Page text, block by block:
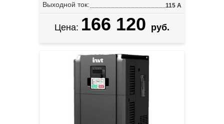
Выходной ток: 115 А
Цена: 166 120 руб.